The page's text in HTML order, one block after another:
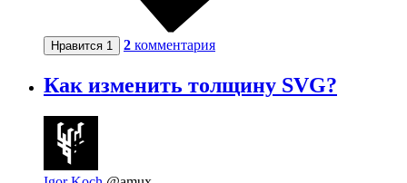
Нравится 1 2 комментария
Как изменить толщину SVG?